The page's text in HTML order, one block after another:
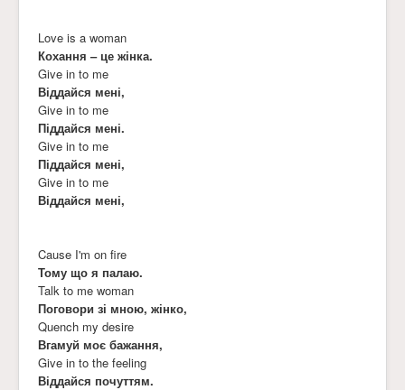
Love is a woman
Кохання – це жінка.
Give in to me
Віддайся мені,
Give in to me
Піддайся мені.
Give in to me
Піддайся мені,
Give in to me
Віддайся мені,
Cause I'm on fire
Тому що я палаю.
Talk to me woman
Поговори зі мною, жінко,
Quench my desire
Вгамуй моє бажання,
Give in to the feeling
Віддайся почуттям.